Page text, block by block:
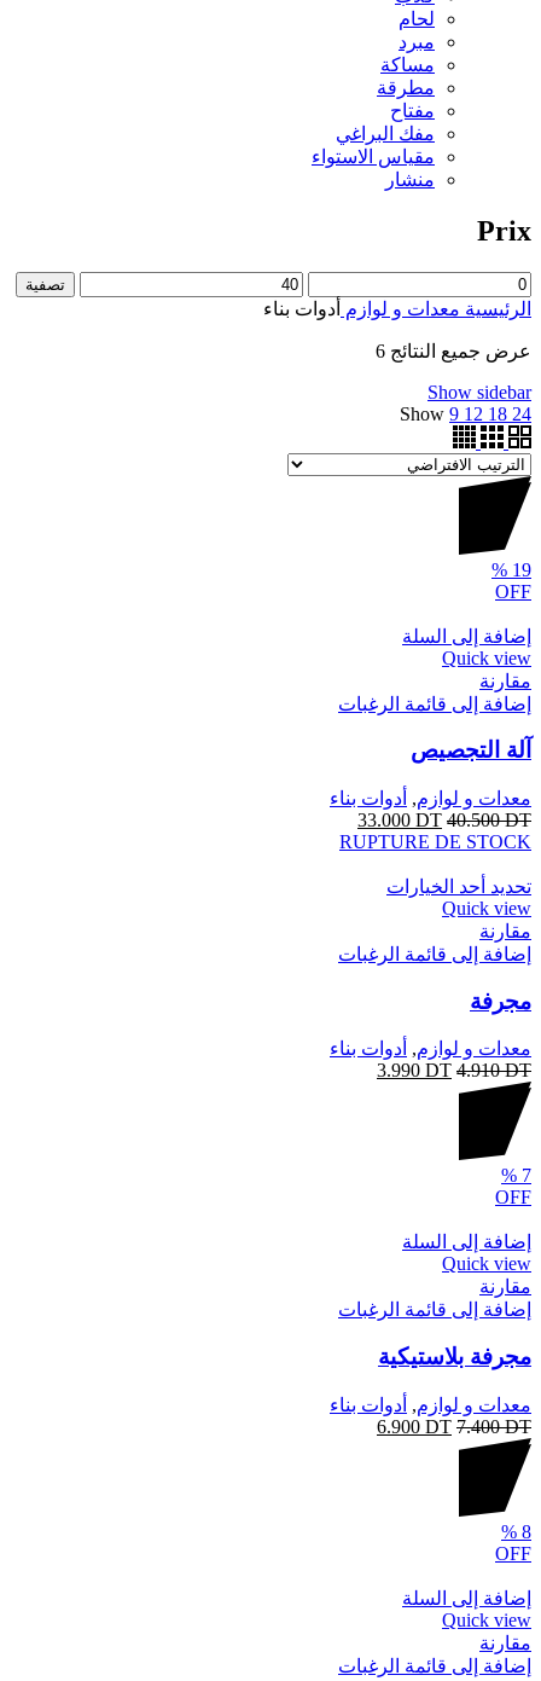
لحام
مبرد
مساكة
مطرقة
مفتاح
مفك البراغي
مقياس الاستواء
منشار
Prix
تصفية
الرئيسية معدات و لوازم أدوات بناء
عرض جميع النتائج 6
Show sidebar
Show 9 12 18 24
19
%
OFF
إضافة إلى السلة
Quick view
مقارنة
إضافة إلى قائمة الرغبات
آلة التجصيص
معدات و لوازم, أدوات بناء
40.500DT
33.000 DT
RUPTURE DE STOCK
تحديد أحد الخيارات
Quick view
مقارنة
إضافة إلى قائمة الرغبات
مجرفة
معدات و لوازم, أدوات بناء
4.910DT
3.990 DT
7
%
OFF
إضافة إلى السلة
Quick view
مقارنة
إضافة إلى قائمة الرغبات
مجرفة بلاستيكية
معدات و لوازم, أدوات بناء
7.400DT
6.900 DT
8
%
OFF
إضافة إلى السلة
Quick view
مقارنة
إضافة إلى قائمة الرغبات